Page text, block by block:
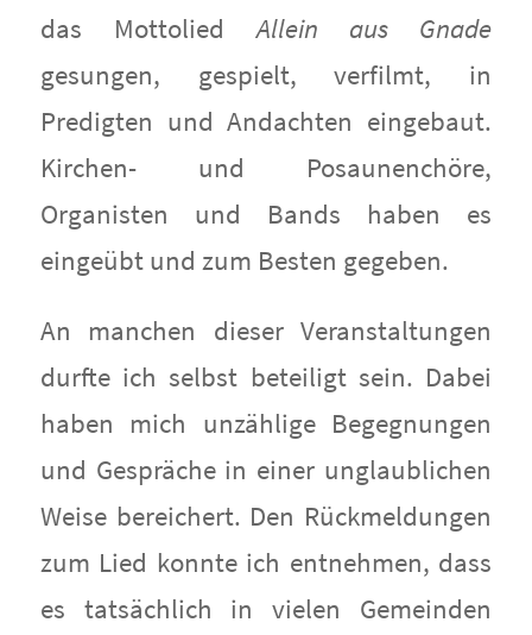
das MottoliedAllein aus Gnade
gesungen, gespielt, verfilmt, in
Predigten und Andachten eingebaut.
Kirchen- und Posaunenchöre,
Organisten und Bands haben es
eingeübt und zum Besten gegeben.
An manchen dieser Veranstaltungen
durfte ich selbst beteiligt sein. Dabei
haben mich unzählige Begegnungen
und Gespräche in einer unglaublichen
Weise bereichert. Den Rückmeldungen
zum Lied konnte ich entnehmen, dass
es tatsächlich in vielen Gemeinden